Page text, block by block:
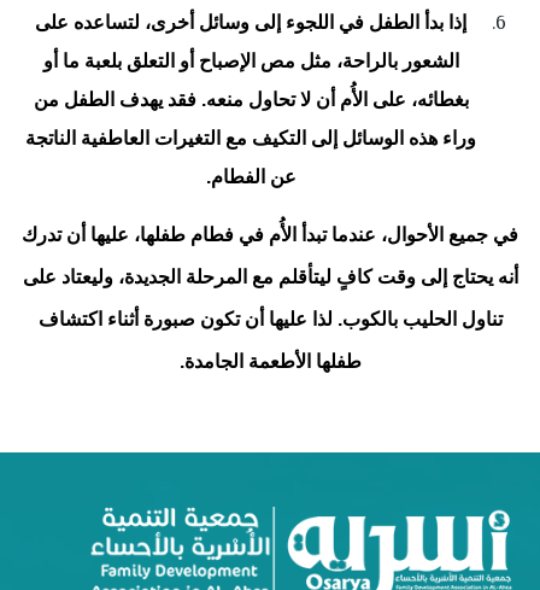
إذا بدأ الطفل في اللجوء إلى وسائل أخرى، لتساعده على
الشعور بالراحة، مثل مص الإصباح أو التعلق بلعبة ما أو
بغطائه، على الأُم أن لا تحاول منعه. فقد يهدف الطفل من
وراء هذه الوسائل إلى التكيف مع التغيرات العاطفية الناتجة
عن الفطام.
في جميع الأحوال، عندما تبدأ الأُم في فطام طفلها، عليها أن تدرك
أنه يحتاج إلى وقت كافٍ ليتأقلم مع المرحلة الجديدة، وليعتاد على
تناول الحليب بالكوب. لذا عليها أن تكون صبورة أثناء اكتشاف
طفلها الأطعمة الجامدة.